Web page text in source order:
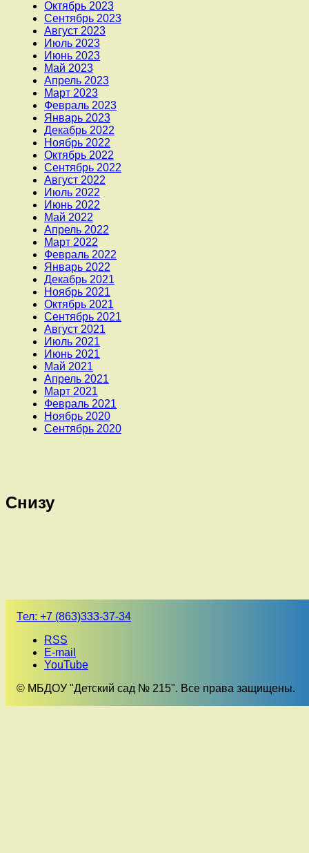
Октябрь 2023
Сентябрь 2023
Август 2023
Июль 2023
Июнь 2023
Май 2023
Апрель 2023
Март 2023
Февраль 2023
Январь 2023
Декабрь 2022
Ноябрь 2022
Октябрь 2022
Сентябрь 2022
Август 2022
Июль 2022
Июнь 2022
Май 2022
Апрель 2022
Март 2022
Февраль 2022
Январь 2022
Декабрь 2021
Ноябрь 2021
Октябрь 2021
Сентябрь 2021
Август 2021
Июль 2021
Июнь 2021
Май 2021
Апрель 2021
Март 2021
Февраль 2021
Ноябрь 2020
Сентябрь 2020
Снизу
Тел: +7 (863)333-37-34
RSS
E-mail
YouTube
© МБДОУ "Детский сад № 215". Все права защищены.